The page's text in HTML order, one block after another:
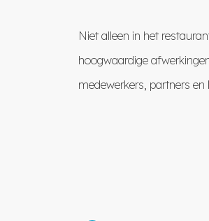
Niet alleen in het
hoogwaardige
medewerkers, partners en